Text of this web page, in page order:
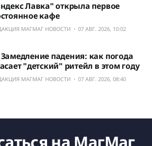
Лавка" открыла первое
кафе
МАГМАГ НОВОСТИ 07 АВГ. 2026, 10:02
падения: как погода
"детский" ритейл в этом году
МАГМАГ НОВОСТИ 07 АВГ. 2026, 08:40